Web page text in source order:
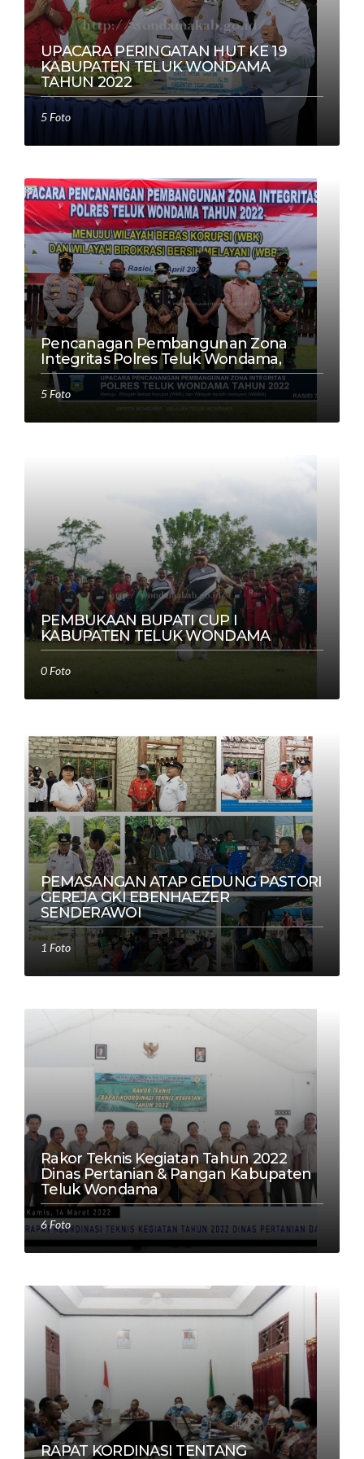
UPACARA PERINGATAN HUT KE 19
KABUPATEN TELUK WONDAMA
TAHUN 2022
5 Foto
Pencanagan Pembangunan Zona
Integritas Polres Teluk Wondama,
5 Foto
PEMBUKAAN BUPATI CUP I
KABUPATEN TELUK WONDAMA
0 Foto
PEMASANGAN ATAP GEDUNG PASTORI
GEREJA GKI EBENHAEZER
SENDERAWOI
1 Foto
Rakor Teknis Kegiatan Tahun 2022
Dinas Pertanian & Pangan Kabupaten
Teluk Wondama
6 Foto
RAPAT KORDINASI TENTANG